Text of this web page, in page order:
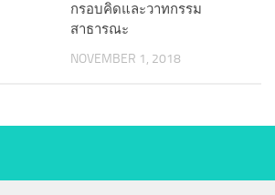
กรอบคิดและวาทกรรม
สาธารณะ
NOVEMBER 1, 2018